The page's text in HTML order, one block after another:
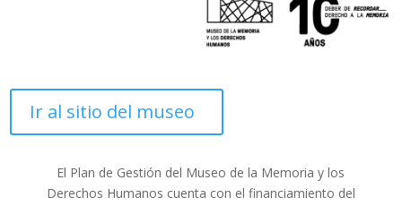
Ir al sitio del museo
El Plan de Gestión del Museo de la Memoria y los
Derechos Humanos cuenta con el financiamiento del